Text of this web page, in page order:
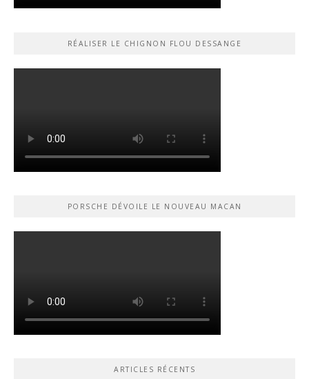
RÉALISER LE CHIGNON FLOU DESSANGE
PORSCHE DÉVOILE LE NOUVEAU MACAN
ARTICLES RÉCENTS